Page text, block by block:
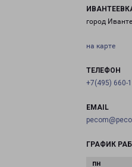
город
на карте
ТЕЛЕФОН
+7(495) 660-
EMAIL
ГРАФИК